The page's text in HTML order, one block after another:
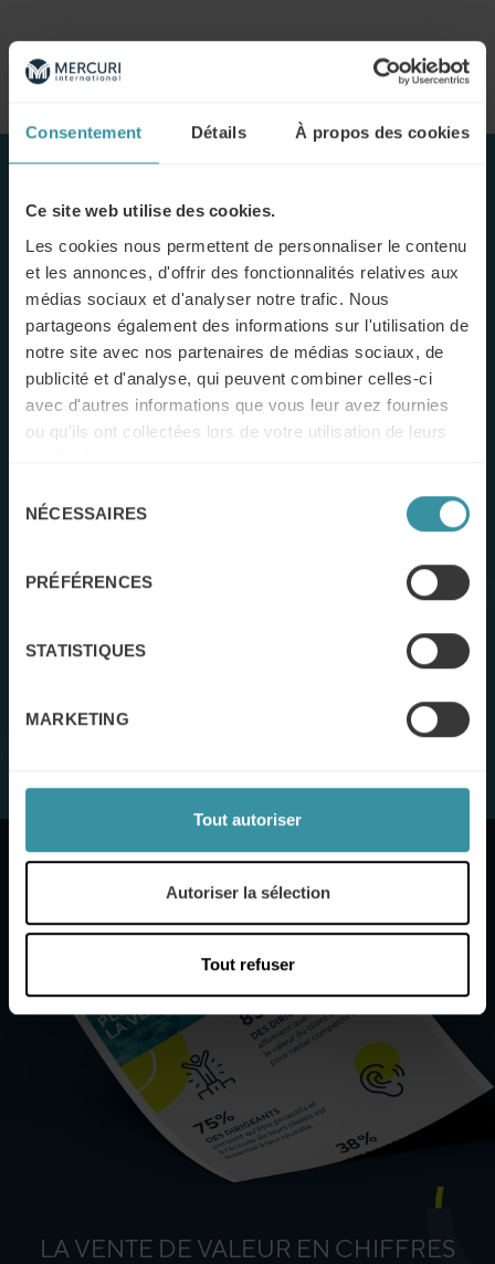
Consentement Détails À propos des cookies
Ce site web utilise des cookies.
Les cookies nous permettent de personnaliser le contenu
et les annonces, d'offrir des fonctionnalités relatives aux
médias sociaux et d'analyser notre trafic. Nous
partageons également des informations sur l'utilisation de
notre site avec nos partenaires de médias sociaux, de
publicité et d'analyse, qui peuvent combiner celles-ci
avec d'autres informations que vous leur avez fournies
ou qu'ils ont collectées lors de votre utilisation de leurs
NÉCESSAIRES
PRÉFÉRENCES
STATISTIQUES
MARKETING
Tout autoriser
Autoriser la sélection
Tout refuser
où commencer, alors pourquoi ne pas télécharger notre
checklist " en un coup d'œil " pour fournir une réelle
LA VENTE DE VALEUR EN CHIFFRES